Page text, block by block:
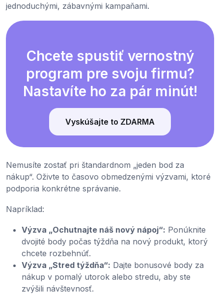
jednoduchými, zábavnými kampaňami.
Chcete spustiť vernostný
program pre svoju firmu?
Nastavíte ho za pár minút!
Vyskúšajte to ZDARMA
Nemusíte zostať pri štandardnom „jeden bod za
nákup“. Oživte to časovo obmedzenými výzvami, ktoré
podporia konkrétne správanie.
Napríklad:
Výzva „Ochutnajte náš nový nápoj“: Ponúknite
dvojité body počas týždňa na nový produkt, ktorý
chcete rozbehnúť.
Výzva „Stred týždňa“: Dajte bonusové body za
nákup v pomalý utorok alebo stredu, aby ste
zvýšili návštevnosť.